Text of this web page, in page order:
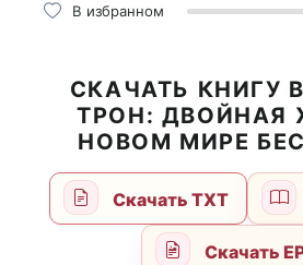
В избранном
СКАЧАТЬ КНИГУ
ТРОН: ДВОЙНАЯ
НОВОМ МИРЕ
Скачать TXT
Скачать